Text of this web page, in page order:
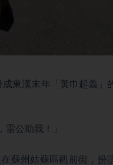
東漢末年「黃巾起義」
雷公助我！」
蘇州姑蘇區觀前街，扮